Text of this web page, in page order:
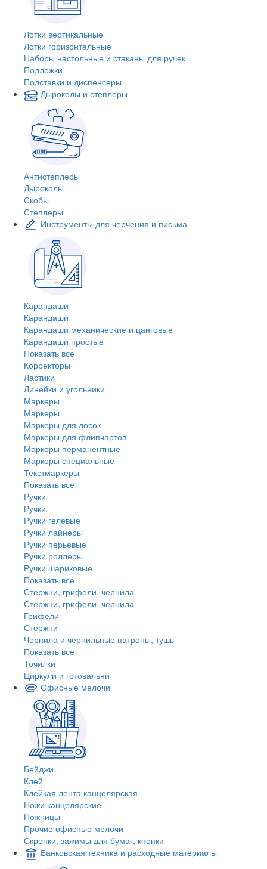
Лотки вертикальные
Лотки горизонтальные
Наборы настольные и стаканы для ручек
Подложки
Подставки и диспенсеры
Дыроколы и степлеры
Антистеплеры
Дыроколы
Скобы
Степлеры
Инструменты для черчения и письма
Карандаши
Карандаши
Карандаши механические и цанговые
Карандаши простые
Показать все
Корректоры
Ластики
Линейки и угольники
Маркеры
Маркеры
Маркеры для досок
Маркеры для флипчартов
Маркеры перманентные
Маркеры специальные
Текстмаркеры
Показать все
Ручки
Ручки
Ручки гелевые
Ручки лайнеры
Ручки перьевые
Ручки роллеры
Ручки шариковые
Показать все
Стержни, грифели, чернила
Стержни, грифели, чернила
Грифели
Стержни
Чернила и чернильные патроны, тушь
Показать все
Точилки
Циркули и готовальни
Офисные мелочи
Бейджи
Клей
Клейкая лента канцелярская
Ножи канцелярские
Ножницы
Прочие офисные мелочи
Скрепки, зажимы для бумаг, кнопки
Банковская техника и расходные материалы